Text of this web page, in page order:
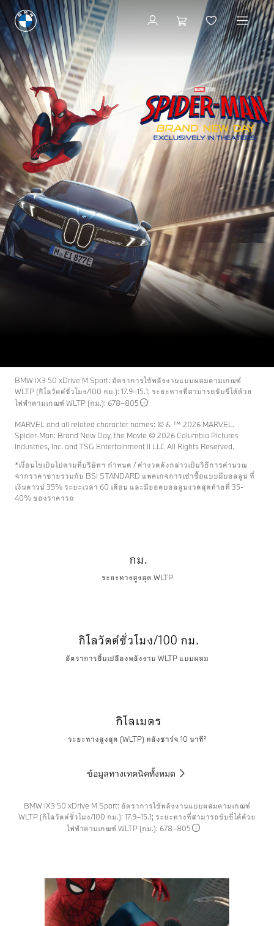
BMW iX3
วีรบุรุษแห่งยุคใหม่
BMW iX3 50 xDrive M Sport: อัตราการใช้พลังงานแบบผสมตามเกณฑ์
WLTP (กิโลวัตต์ชั่วโมง/100 กม.): 17.9–15.1; ระยะทางที่สามารถขับขี่ได้ด้วย
ไฟฟ้าตามเกณฑ์ WLTP (กม.): 678–805
MARVEL and all related character names: © & ™ 2026 MARVEL.
Spider-Man: Brand New Day, the Movie © 2026 Columbia Pictures
Industries, Inc. and TSG Entertainment II LLC All Rights Reserved.
*เงื่อนไขเป็นไปตามที่บริษัทฯ กำหนด / ค่างวดดังกล่าวเป็นวิธีการคำนวณ
จากราคาขายรวมกับ BSI STANDARD แพคเกจการเช่าซื้อแบบมีบอลลูน ที่
เงินดาวน์ 35% ระยะเวลา 60 เดือน และมียอดบอลลูนงวดสุดท้ายที่ 35-
40% ของราคารถ
กม.
ระยะทางสูงสุด WLTP
กิโลวัตต์ชั่วโมง/100 กม.
อัตราการสิ้นเปลืองพลังงาน WLTP แบบผสม
กิโลเมตร
ระยะทางสูงสุด (WLTP) หลังชาร์จ 10 นาที²
ข้อมูลทางเทคนิคทั้งหมด
BMW iX3 50 xDrive M Sport: อัตราการใช้พลังงานแบบผสมตามเกณฑ์
WLTP (กิโลวัตต์ชั่วโมง/100 กม.): 17.9–15.1; ระยะทางที่สามารถขับขี่ได้ด้วย
ไฟฟ้าตามเกณฑ์ WLTP (กม.): 678–805